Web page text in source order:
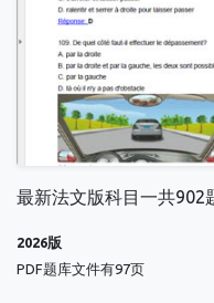
最新法文版科目一共902
2026版
PDF题库文件有97页